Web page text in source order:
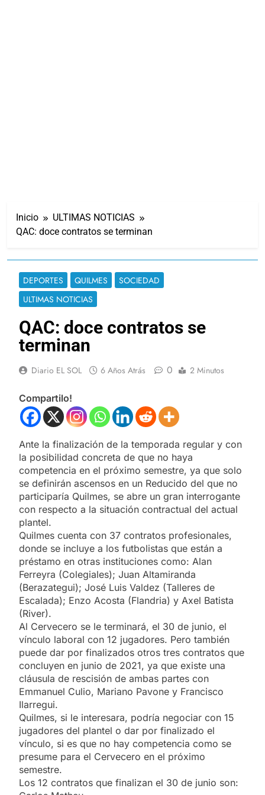
Inicio
ULTIMAS NOTICIAS
QAC: doce contratos se terminan
DEPORTES QUILMES
SOCIEDAD
ULTIMAS NOTICIAS
QAC: doce contratos se
terminan
Diario EL SOL 6 Años Atrás 0 2 Minutos
Compartilo!
Ante la finalización de la temporada regular y con
la posibilidad concreta de que no haya
competencia en el próximo semestre, ya que solo
se definirán ascensos en un Reducido del que no
participaría Quilmes, se abre un gran interrogante
con respecto a la situación contractual del actual
plantel.
Quilmes cuenta con 37 contratos profesionales,
donde se incluye a los futbolistas que están a
préstamo en otras instituciones como: Alan
Ferreyra (Colegiales); Juan Altamiranda
(Berazategui); José Luis Valdez (Talleres de
Escalada); Enzo Acosta (Flandria) y Axel Batista
(River).
Al Cervecero se le terminará, el 30 de junio, el
vínculo laboral con 12 jugadores. Pero también
puede dar por finalizados otros tres contratos que
concluyen en junio de 2021, ya que existe una
cláusula de rescisión de ambas partes con
Emmanuel Culio, Mariano Pavone y Francisco
Ilarregui.
Quilmes, si le interesara, podría negociar con 15
jugadores del plantel o dar por finalizado el
vínculo, si es que no hay competencia como se
presume para el Cervecero en el próximo
semestre.
Los 12 contratos que finalizan el 30 de junio son: